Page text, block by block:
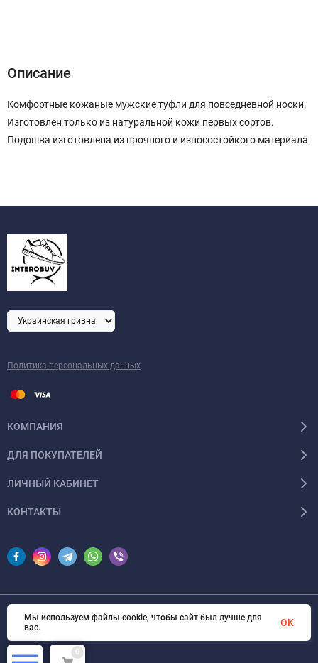
Описание
Комфортные кожаные мужские туфли для повседневной носки.
Изготовлен только из натуральной кожи первых сортов.
Подошва изготовлена из прочного и износостойкого материала.
Политика персональных данных
КОМПАНИЯ
ДЛЯ ПОКУПАТЕЛЕЙ
ЛИЧНЫЙ КАБИНЕТ
КОНТАКТЫ
© 2026 InSale. Все права защищены
0
Мы используем файлы cookie, чтобы сайт был лучше для
вас.
OK